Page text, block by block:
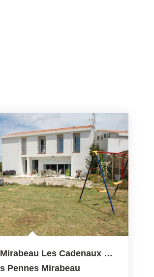
Les Pennes Mirabeau Les Cadenaux Villa Type 4 Sur 450 M2
Pennes Mirabeau